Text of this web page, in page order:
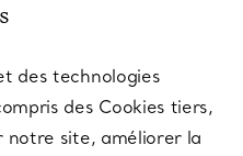
des technologies
des Cookies tiers,
notre site, améliorer la